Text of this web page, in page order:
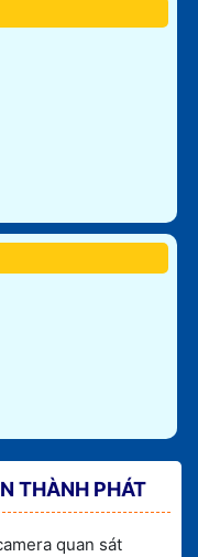
THÀNH PHÁT
quan sát